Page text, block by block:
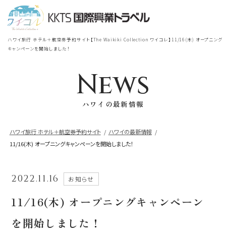
ハワイ旅行 ホテル＋航空券予約サイト【The Waikiki Collection ワイコレ】11/16(木) オープニング
キャンペーンを開始しました！
News
ハワイの最新情報
ハワイ旅行 ホテル＋航空券予約サイト
ハワイの最新情報
11/16(木) オープニングキャンペーンを開始しました！
2022.11.16 お知らせ
11/16(木) オープニングキャンペーン
を開始しました！
TOP
ロイヤルハワイアンラグジュアリー
モアナサーフライダー
シェラトン・プリンセスカイウラニ・ワイ
キキ・ビーチ
宿泊 ＋ 航空券
シェラトン・ワイキキ・ビーチリ
到着地
座席クラス